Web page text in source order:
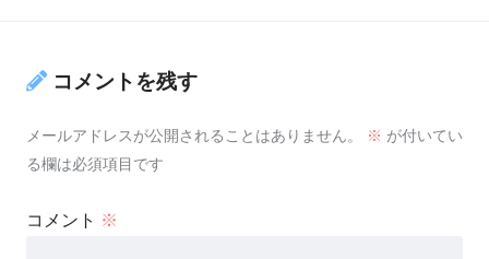
コメントを残す
メールアドレスが公開されることはありません。 ※ が付いてい
る欄は必須項目です
コメント ※